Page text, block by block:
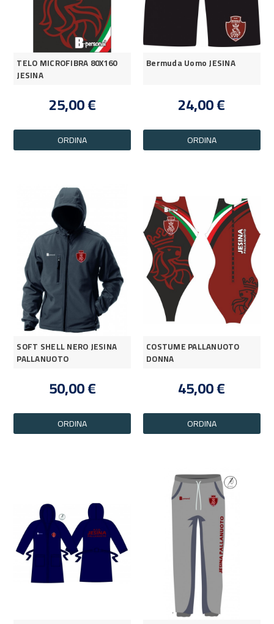
TELO MICROFIBRA 80X160
JESINA
25,00 €
ORDINA
Bermuda Uomo JESINA
24,00 €
ORDINA
SOFT SHELL NERO JESINA
PALLANUOTO
50,00 €
ORDINA
COSTUME PALLANUOTO
DONNA
45,00 €
ORDINA